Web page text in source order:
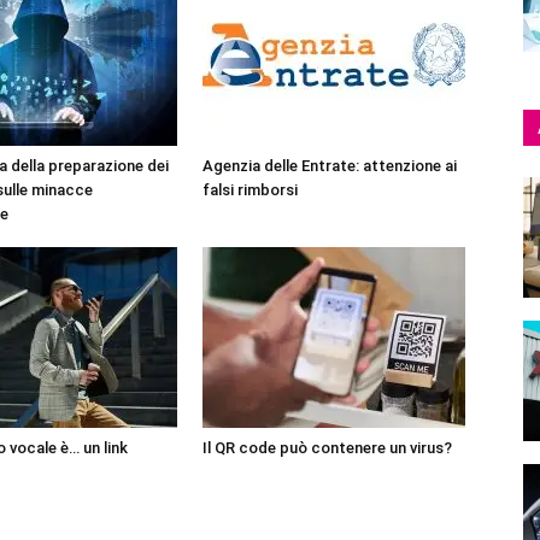
della preparazione dei
minacce
Agenzia delle Entrate: attenzione ai
falsi rimborsi
vocale è… un link Il QR code può contenere un virus?